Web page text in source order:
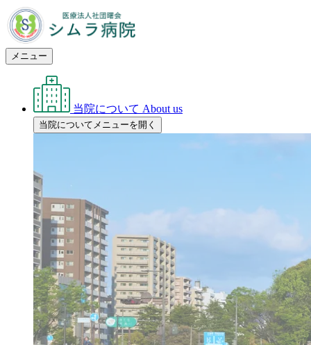
メニュー
当院について About us
当院についてメニューを開く